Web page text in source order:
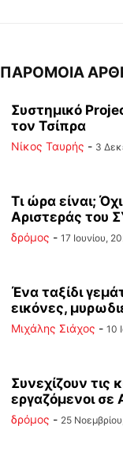
ΠΑΡΟΜΟΙΑ
Συστημικό
τον Τσίπρα
Νίκος Ταυρής - 3
Τι ώρα είναι;
Αριστεράς του
δρόμος - 17 Ιουνίου,
Ένα ταξίδι
εικόνες,
Μιχάλης Σιάχος - 10
Συνεχίζουν τις
εργαζόμενοι σε
δρόμος - 25